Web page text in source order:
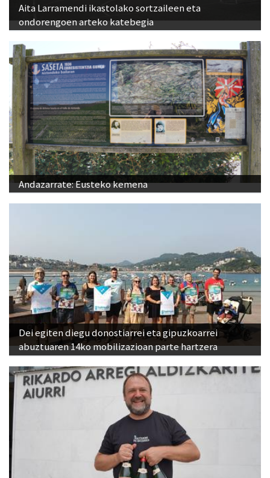
Aita Larramendi ikastolako sortzaileen eta
ondorengoen arteko katebegia
Andazarrate: Eusteko kemena
Dei egiten diegu donostiarrei eta gipuzkoarrei
abuztuaren 14ko mobilizazioan parte hartzera